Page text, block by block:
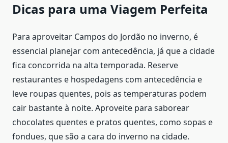
Dicas para uma Viagem Perfeita
Para aproveitar Campos do Jordão no inverno, é
essencial planejar com antecedência, já que a cidade
fica concorrida na alta temporada. Reserve
restaurantes e hospedagens com antecedência e
leve roupas quentes, pois as temperaturas podem
cair bastante à noite. Aproveite para saborear
chocolates quentes e pratos quentes, como sopas e
fondues, que são a cara do inverno na cidade.